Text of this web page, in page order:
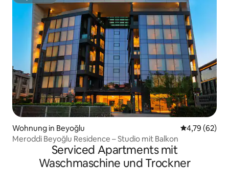
Wohnung in Beyoğlu
4,79 (62)
Meroddi Beyoğlu Residence – Studio mit Balkon
Serviced Apartments mit
Waschmaschine und Trockner